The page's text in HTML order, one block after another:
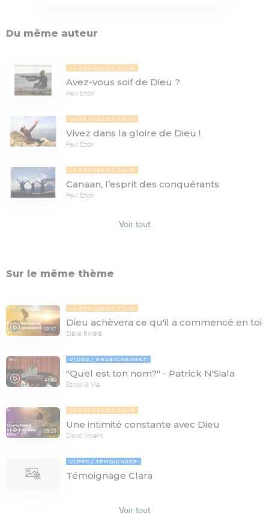
Du même auteur
LA PENSÉE DU JOUR
Avez-vous soif de Dieu ?
Paul Ettori
LA PENSÉE DU JOUR
Vivez dans la gloire de Dieu !
Paul Ettori
LA PENSÉE DU JOUR
Canaan, l’esprit des conquérants
Paul Ettori
Voir tout
Sur le même thème
08:37
LA PENSÉE DU JOUR
Dieu achèvera ce qu'il a commencé en toi
Stève Rivière
41:50
VIDÉO ENSEIGNEMENT
"Quel est ton nom?" - Patrick N'Siala
Espoir & Vie
09:23
LA PENSÉE DU JOUR
Une intimité constante avec Dieu
David Nolent
VIDÉO TÉMOIGNAGE
Témoignage Clara
Voir tout